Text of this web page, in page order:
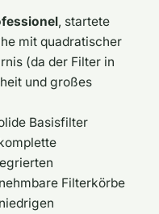
, startete
mit quadratischer
(da der Filter in
und großes
Basisfilter
Filterkörbe